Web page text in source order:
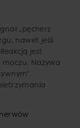
„pęcherz
nawet jeśli
jest
Nazywa